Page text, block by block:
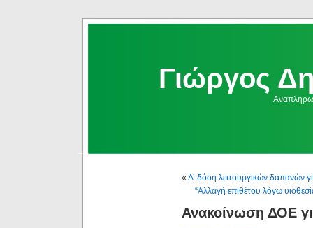
Γιώργος
« Α’ δόση λειτουργικών δαπανών
“Αλλαγή επιθέτου λόγω
Ανακοίνωση ΔΟΕ